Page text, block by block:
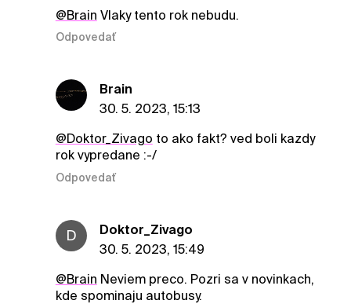
@Brain Vlaky tento rok nebudu.
Odpovedať
Brain
30. 5. 2023, 15:13
@Doktor_Zivago to ako fakt? ved boli kazdy
rok vypredane :-/
Odpovedať
D
Doktor_Zivago
30. 5. 2023, 15:49
@Brain Neviem preco. Pozri sa v novinkach,
kde spominaju autobusy.